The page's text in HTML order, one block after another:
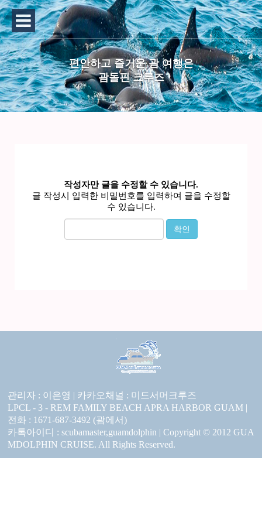
편안하고 즐거운 괌 여행은
괌돌핀 크루즈
작성자만 글을 수정할 수 있습니다.
글 작성시 입력한 비밀번호를 입력하여 글을 수정할
수 있습니다.
관리자 : 이은영 | 카카오채널 : 미드서머크루즈
LPCL - 3 - REM FAMILY BEACH APRA HARBOR GUAM |
전화 : 1671-687-3492 (괌에서)
카톡아이디 : scubamaster,guamdolphin | Copyright © 2012 GUA
MDOLPHIN CRUISE. All Rights Reserved.